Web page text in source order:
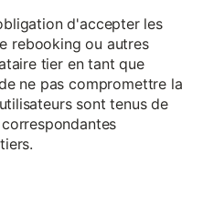
d'accepter les
rebooking ou autres
tier en tant que
ne pas compromettre la
sont tenus de